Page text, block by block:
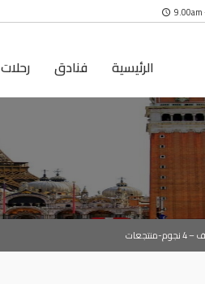
الرئيسية فنادق رحلات